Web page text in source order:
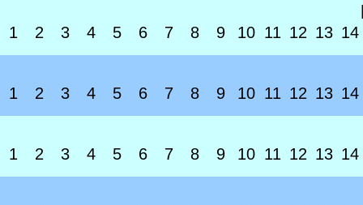
1 2 3 4 5 6 7 8 9 10 11 12 13 14
1 2 3 4 5 6 7 8 9 10 11 12 13 14
1 2 3 4 5 6 7 8 9 10 11 12 13 14